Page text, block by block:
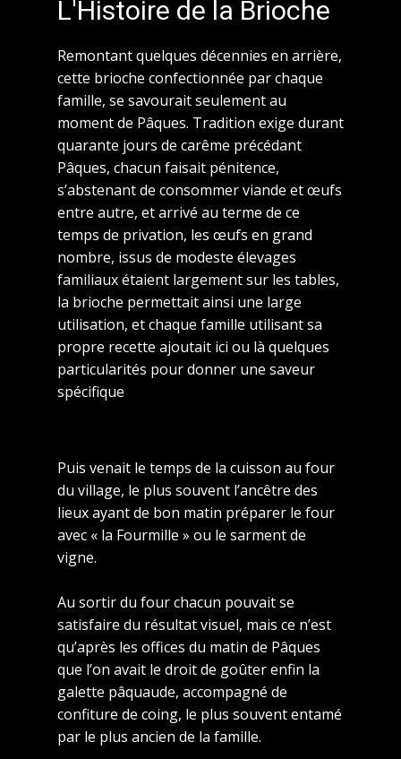
L'Histoire de la Brioche
Remontant quelques décennies en arrière,
cette brioche confectionnée par chaque
famille, se savourait seulement au
moment de Pâques. Tradition exige durant
quarante jours de carême précédant
Pâques, chacun faisait pénitence,
s’abstenant de consommer viande et œufs
entre autre, et arrivé au terme de ce
temps de privation, les œufs en grand
nombre, issus de modeste élevages
familiaux étaient largement sur les tables,
la brioche permettait ainsi une large
utilisation, et chaque famille utilisant sa
propre recette ajoutait ici ou là quelques
particularités pour donner une saveur
spécifique
Puis venait le temps de la cuisson au four
du village, le plus souvent l’ancêtre des
lieux ayant de bon matin préparer le four
avec « la Fourmille » ou le sarment de
vigne.
Au sortir du four chacun pouvait se
satisfaire du résultat visuel, mais ce n’est
qu’après les offices du matin de Pâques
que l’on avait le droit de goûter enfin la
galette pâquaude, accompagné de
confiture de coing, le plus souvent entamé
par le plus ancien de la famille.